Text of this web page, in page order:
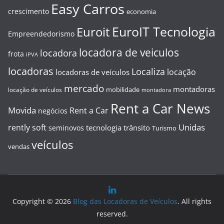
crescimento Easy Carros economia
Empreendedorismo Euroit EuroIT Tecnologia
frota IPVA locadora locadora de veiculos
locadoras locadoras de veículos Localiza locação
locação de veículos mercado mobilidade montadora montadoras
Movida negócios Rent a Car Rent a Car News
rently soft seminovos tecnologia trânsito Turismo Unidas
vendas veículos
Copyright © 2026 Blog das Locadoras de Veículos. All rights
reserved.